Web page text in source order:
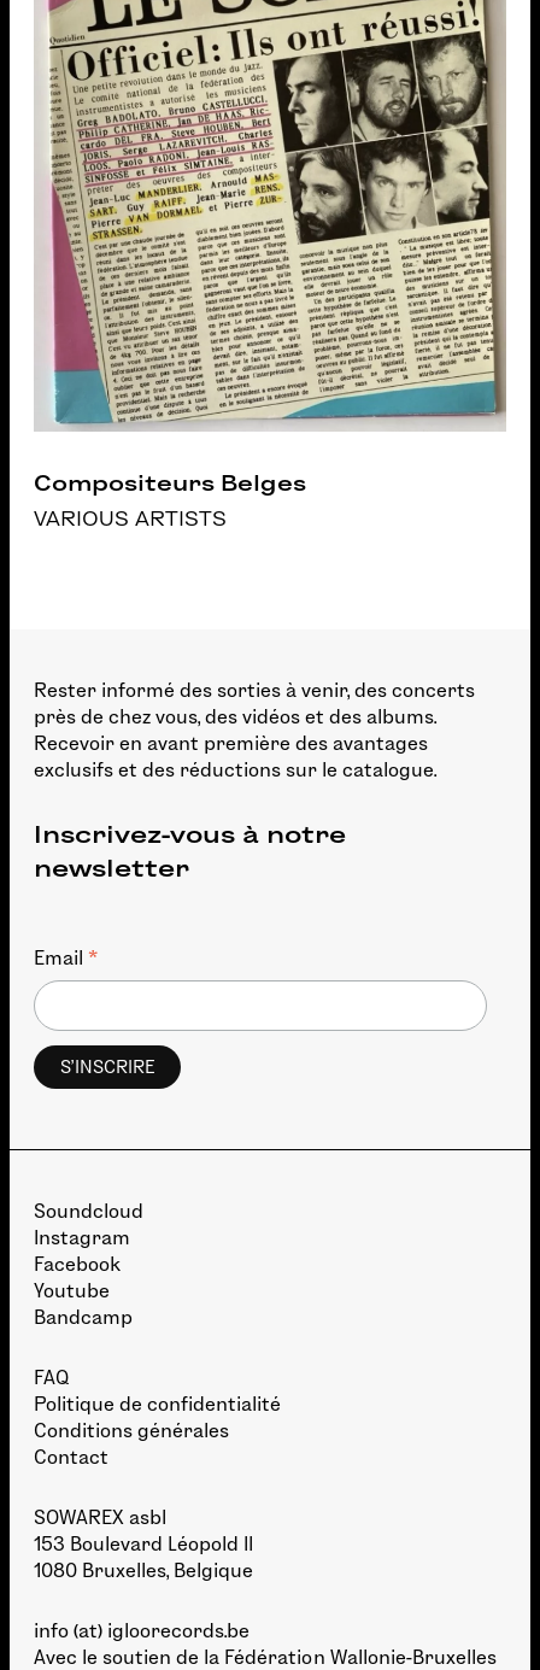
Compositeurs Belges
VARIOUS ARTISTS
Rester informé des sorties à venir, des concerts
près de chez vous, des vidéos et des albums.
Recevoir en avant première des avantages
exclusifs et des réductions sur le catalogue.
Inscrivez-vous à notre
newsletter
Email *
Soundcloud
Instagram
Facebook
Youtube
Bandcamp
FAQ
Politique de confidentialité
Conditions générales
Contact
SOWAREX asbl
153 Boulevard Léopold II
1080 Bruxelles, Belgique
info (at) igloorecords.be
Avec le soutien de la Fédération Wallonie-Bruxelles